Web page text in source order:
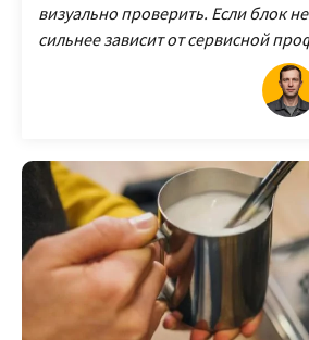
визуально проверить. Если блок
сильнее зависит от сервисной